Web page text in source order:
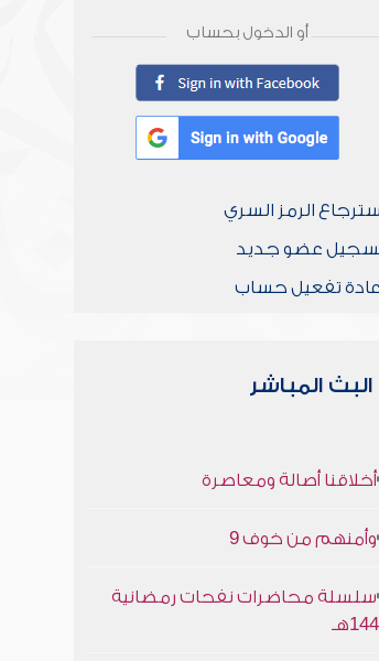
أو الدخول بحساب
الرمز السري
عضو جديد
تفعيل حساب
البث المباشر
أخلاقنا أصالة ومعاصرة
وأمنهم من خوف 9
سلسلة محاضرات نفحات رمضانية